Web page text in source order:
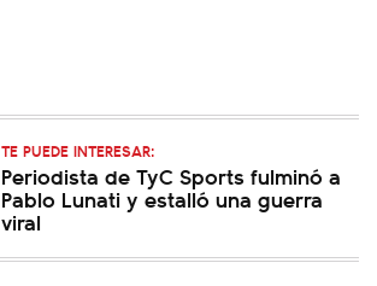
TE PUEDE INTERESAR:
Periodista de TyC Sports fulminó a
Pablo Lunati y estalló una guerra
viral